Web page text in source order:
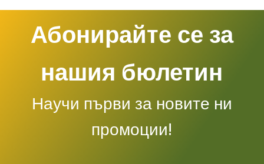
Абонирайте се за
нашия бюлетин
Научи първи за новите ни
промоции!